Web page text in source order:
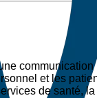
et les
de santé,